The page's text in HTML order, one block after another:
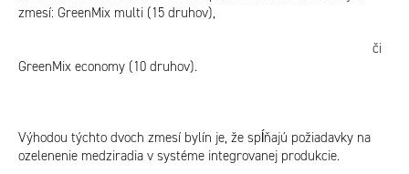
zmesí: GreenMix multi (15 druhov),
či
GreenMix economy (10 druhov).
Výhodou týchto dvoch zmesí bylín je, že spĺňajú požiadavky na
ozelenenie medziradia v systéme integrovanej produkcie.